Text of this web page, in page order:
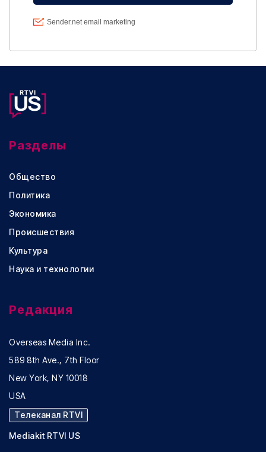
Разделы
Общество
Политика
Экономика
Происшествия
Культура
Наука и технологии
Редакция
Overseas Media Inc.
589 8th Ave., 7th Floor
New York, NY 10018
USA
Телеканал RTVI
Mediakit RTVI US